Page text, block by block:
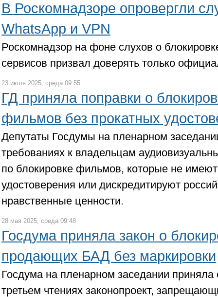
В Роскомнадзоре опровергли
WhatsApp и VPN
Роскомнадзор на фоне слухов о
сервисов призвал доверять только
23 июля 2025, среда 09:55
ГД приняла поправки о
фильмов без прокатных
Депутаты Госдумы на пленарном
требованиях к владельцам
по блокировке фильмов, которые не имеют
удостоверения или дискредитируют
нравственные ценности.
28 мая 2025, среда 09:48
Госдума приняла закон о
продающих БАД без маркировки
Госдума на пленарном заседании приняла
третьем чтениях законопроект,